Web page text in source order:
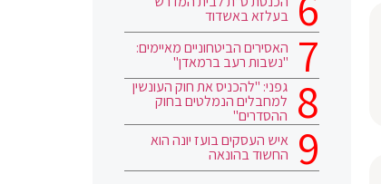
בעלזא באשדוד
האסירים הביטחוניים מאיימים:
"נשבות רעב ברמאדן"
גפני: "להכניס את חוק העונשין
למחבלים הנמלטים בחוק
ההסדרים"
איש העסקים בועז יונה הוא
החשוד בהונאה